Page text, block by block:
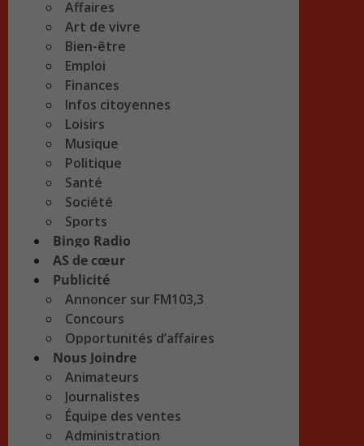
Affaires
Art de vivre
Bien-être
Emploi
Finances
Infos citoyennes
Loisirs
Musique
Politique
Santé
Société
Sports
Bingo Radio
AS de cœur
Publicité
Annoncer sur FM103,3
Concours
Opportunités d’affaires
Nous Joindre
Animateurs
Journalistes
Équipe des ventes
Administration